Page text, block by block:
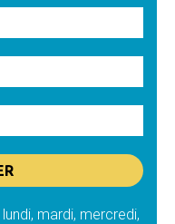
mardi, mercredi,